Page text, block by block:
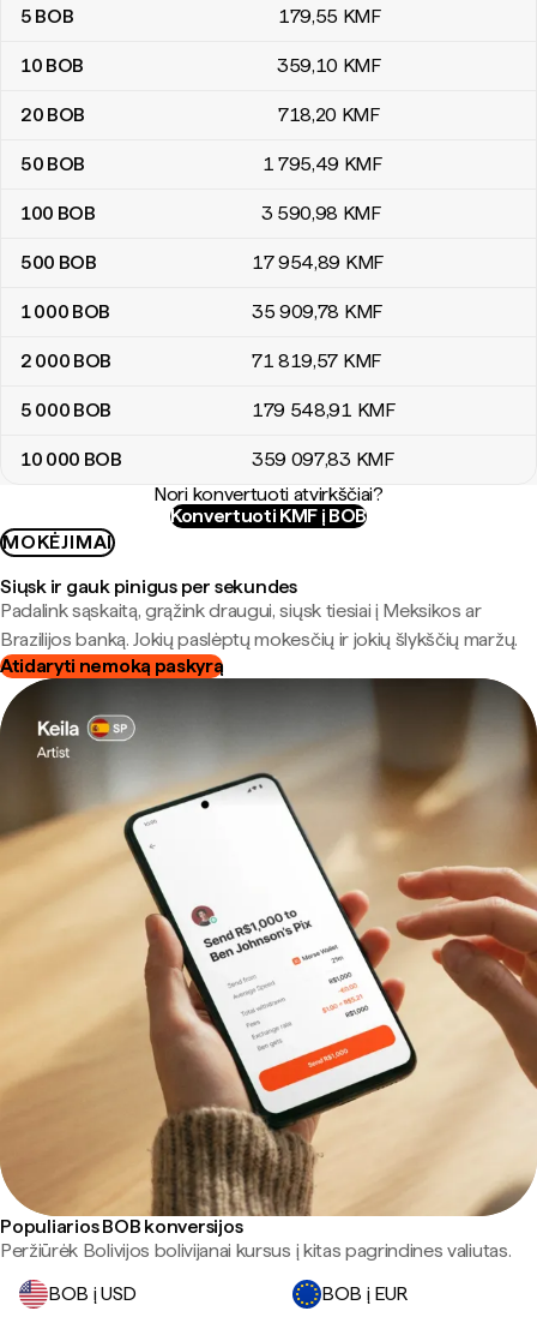
5 BOB 179,55 KMF
10 BOB 359,10 KMF
20 BOB 718,20 KMF
50 BOB 1 795,49 KMF
100 BOB 3 590,98 KMF
500 BOB 17 954,89 KMF
1 000 BOB 35 909,78 KMF
2 000 BOB 71 819,57 KMF
5 000 BOB 179 548,91 KMF
10 000 BOB 359 097,83 KMF
Nori konvertuoti atvirkščiai?
Konvertuoti KMF į BOB
MOKĖJIMAI
Siųsk ir gauk pinigus per sekundes
Padalink sąskaitą, grąžink draugui, siųsk tiesiai į Meksikos ar
Brazilijos banką. Jokių paslėptų mokesčių ir jokių šlykščių maržų.
Atidaryti nemoką paskyrą
Populiarios BOB konversijos
Peržiūrėk Bolivijos bolivijanai kursus į kitas pagrindines valiutas.
BOB į USD
BOB į EUR